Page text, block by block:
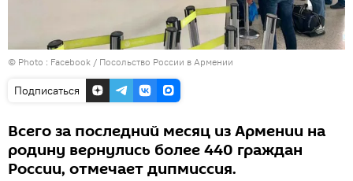
© Photo : Facebook / Посольство России в Армении
Подписаться
Всего за последний месяц из Армении на
родину вернулись более 440 граждан
России, отмечает дипмиссия.